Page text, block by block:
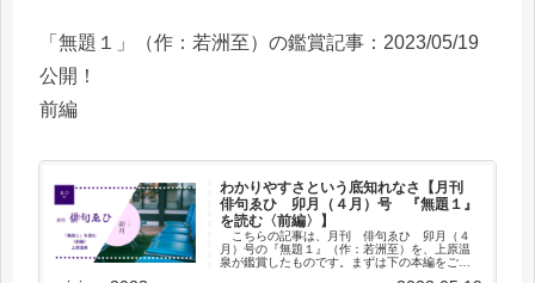
「無題１」（作：若洲至）の鑑賞記事：2023/05/19
公開！
前編
わかりやすさという底知れなさ【月刊
俳句ゑひ 卯月（４月）号 『無題１』
を読む〈前編〉】
こちらの記事は、月刊 俳句ゑひ 卯月（４
月）号の『無題１』（作：若洲至）を、上原温
泉が鑑賞したものです。まずは下の本編をご覧